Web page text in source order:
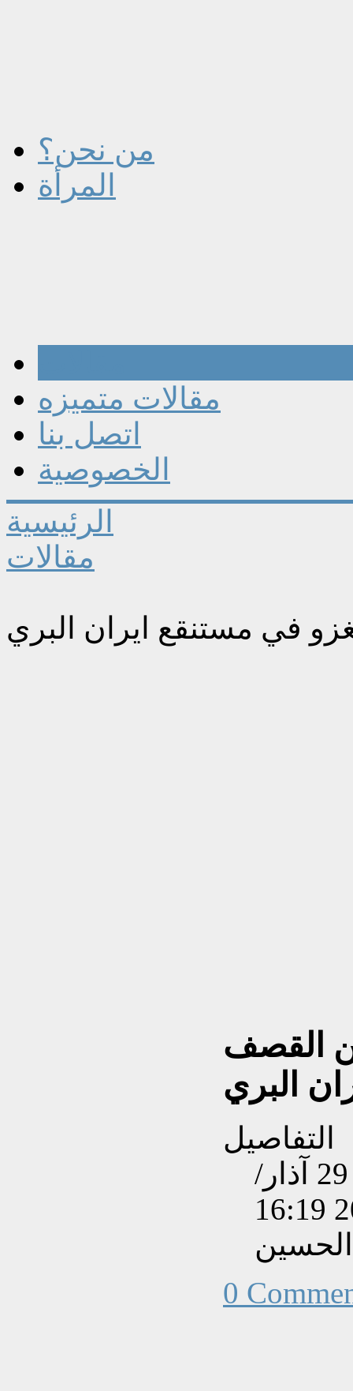
من نحن؟
المرأة
مقالات متميزه
اتصل بنا
الخصوصية
الرئيسية
مقالات
في مستنقع ايران البري
القصف
البري
التفاصيل
تم إنشاءه بتاريخ الأحد, 29 آذار/
0